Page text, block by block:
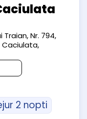
Traian, Nr. 794,
2 nopti